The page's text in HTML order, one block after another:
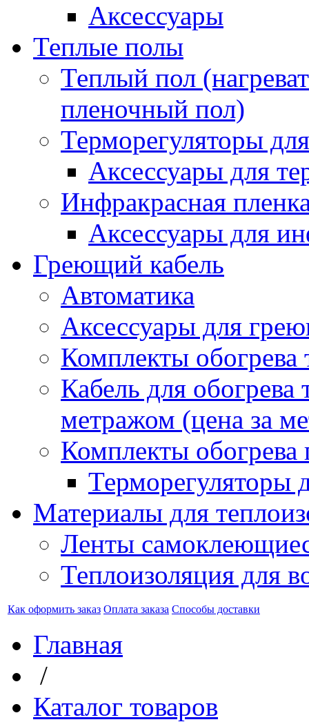
Аксессуары
Теплые полы
Теплый пол
пленочный пол)
Терморегуляторы
Аксессуары для
Инфракрасная
Аксессуары для
Греющий кабель
Автоматика
Аксессуары для
Комплекты обогрева
Кабель для обогрева
метражом (цена за
Комплекты обогрева
Терморегуляторы
Материалы для
Ленты
Теплоизоляция для
Как оформить заказ Оплата заказа Способы доставки
Главная
/
Каталог товаров